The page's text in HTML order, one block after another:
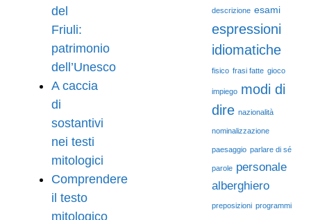
del
Friuli:
patrimonio
dell’Unesco
A caccia
di
sostantivi
nei testi
mitologici
Comprendere
il testo
mitologico
descrizione esami
espressioni
idiomatiche
fisico frasi fatte gioco
impiego modi di
dire nazionalità
nominalizzazione
paesaggio parlare di sé
parole personale
alberghiero
preposizioni programmi